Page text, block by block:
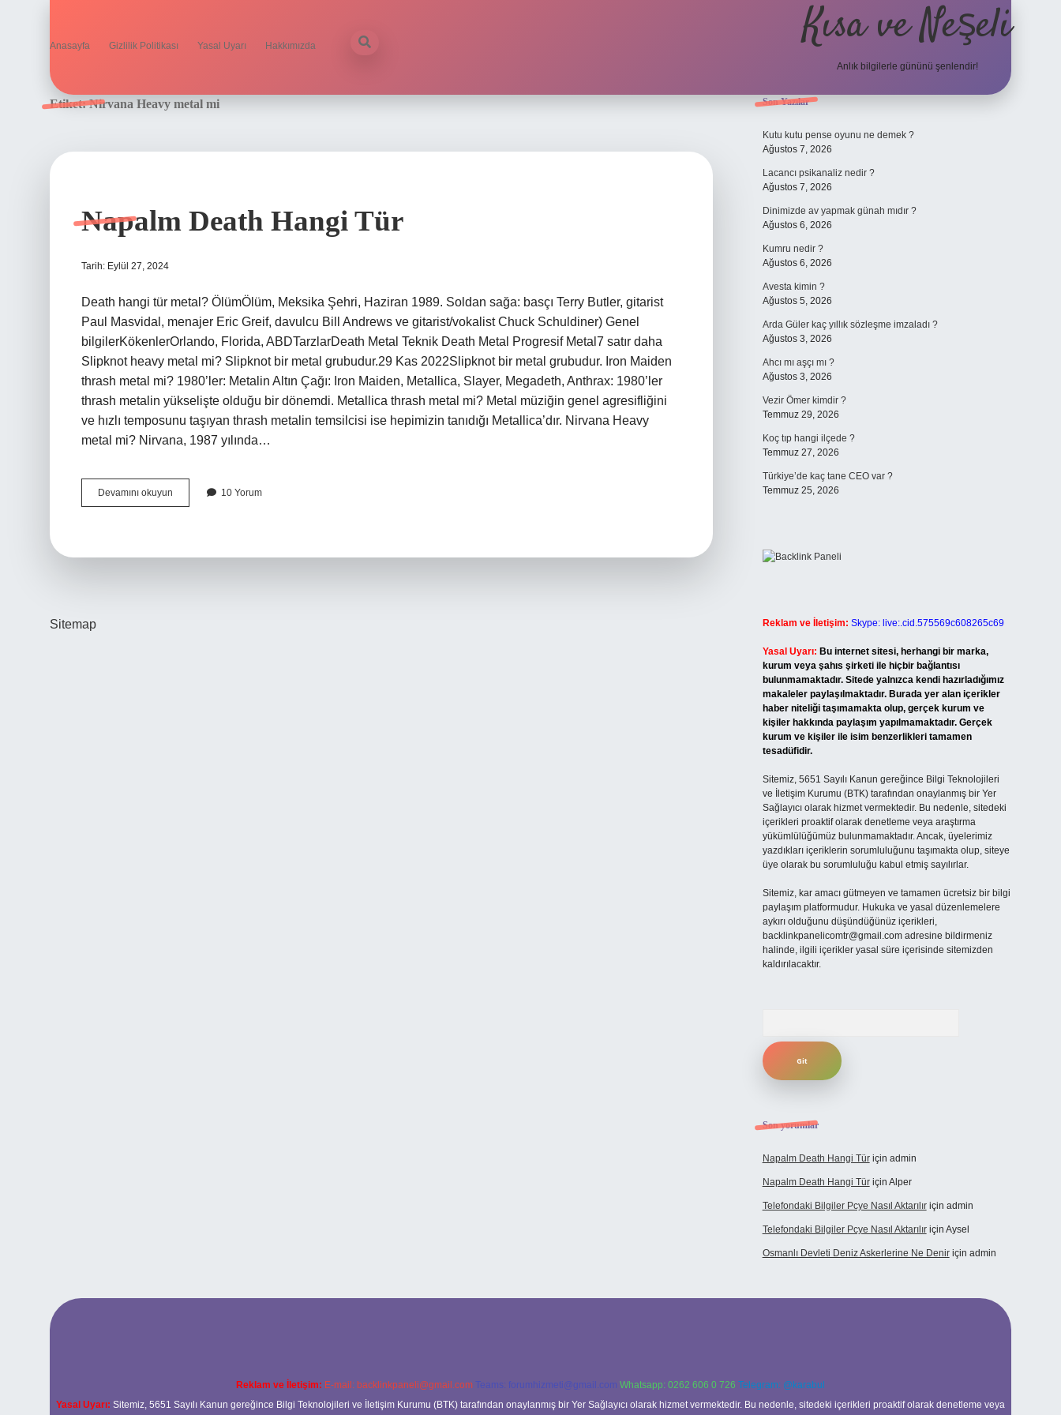
Anasayfa Gizlilik Politikası Yasal Uyarı Hakkımızda Kısa ve Neşeli
Anlık bilgilerle gününü şenlendir!
Etiket:Nirvana Heavy metal mi
Napalm Death Hangi Tür
Tarih: Eylül 27, 2024
Death hangi tür metal? ÖlümÖlüm, Meksika Şehri, Haziran 1989. Soldan sağa: basçı Terry Butler, gitarist
Paul Masvidal, menajer Eric Greif, davulcu Bill Andrews ve gitarist/vokalist Chuck Schuldiner) Genel
bilgilerKökenlerOrlando, Florida, ABDTarzlarDeath Metal Teknik Death Metal Progresif Metal7 satır daha
Slipknot heavy metal mi? Slipknot bir metal grubudur.29 Kas 2022Slipknot bir metal grubudur. Iron Maiden
thrash metal mi? 1980’ler: Metalin Altın Çağı: Iron Maiden, Metallica, Slayer, Megadeth, Anthrax: 1980’ler
thrash metalin yükselişte olduğu bir dönemdi. Metallica thrash metal mi? Metal müziğin genel agresifliğini
ve hızlı temposunu taşıyan thrash metalin temsilcisi ise hepimizin tanıdığı Metallica’dır. Nirvana Heavy
metal mi? Nirvana, 1987 yılında…
Devamını okuyun
Death
10 Yorum
Sitemap
Sidebar
Son Yazılar
Kutu kutu pense oyunu ne demek ?
Ağustos 7, 2026
Lacancı psikanaliz nedir ?
Ağustos 7, 2026
Dinimizde av yapmak günah mıdır ?
Ağustos 6, 2026
Kumru nedir ?
Ağustos 6, 2026
Avesta kimin ?
Ağustos 5, 2026
Arda Güler kaç yıllık sözleşme imzaladı ?
Ağustos 3, 2026
Ahcı mı aşçı mı ?
Ağustos 3, 2026
Vezir Ömer kimdir ?
Temmuz 29, 2026
Koç tıp hangi ilçede ?
Temmuz 27, 2026
Türkiye’de kaç tane CEO var ?
Temmuz 25, 2026
Reklam ve İletişim: Skype: live:.cid.575569c608265c69
Yasal Uyarı: Bu internet sitesi, herhangi bir marka,
kurum veya şahıs şirketi ile hiçbir bağlantısı
bulunmamaktadır. Sitede yalnızca kendi hazırladığımız
makaleler paylaşılmaktadır. Burada yer alan içerikler
haber niteliği taşımamakta olup, gerçek kurum ve
kişiler hakkında paylaşım yapılmamaktadır. Gerçek
kurum ve kişiler ile isim benzerlikleri tamamen
tesadüfidir.
Sitemiz, 5651 Sayılı Kanun gereğince Bilgi Teknolojileri
ve İletişim Kurumu (BTK) tarafından onaylanmış bir Yer
Sağlayıcı olarak hizmet vermektedir. Bu nedenle, sitedeki
içerikleri proaktif olarak denetleme veya araştırma
yükümlülüğümüz bulunmamaktadır. Ancak, üyelerimiz
yazdıkları içeriklerin sorumluluğunu taşımakta olup, siteye
üye olarak bu sorumluluğu kabul etmiş sayılırlar.
Sitemiz, kar amacı gütmeyen ve tamamen ücretsiz bir bilgi
paylaşım platformudur. Hukuka ve yasal düzenlemelere
aykırı olduğunu düşündüğünüz içerikleri,
backlinkpanelicomtr@gmail.comadresine bildirmeniz
halinde, ilgili içerikler yasal süre içerisinde sitemizden
kaldırılacaktır.
Son yorumlar
Napalm Death Hangi Türiçin admin
Napalm Death Hangi Türiçin Alper
Telefondaki Bilgiler Pcye Nasıl Aktarılıriçin admin
Telefondaki Bilgiler Pcye Nasıl Aktarılıriçin Aysel
Osmanlı Devleti Deniz Askerlerine Ne Deniriçin admin
Reklam ve İletişim: E-mail: backlinkpaneli@gmail.com Teams: forumhizmeti@gmail.com Whatsapp: 0262 606 0 726 Telegram: @karabul
Yasal Uyarı: Sitemiz, 5651 Sayılı Kanun gereğince Bilgi Teknolojileri ve İletişim Kurumu (BTK) tarafından onaylanmış bir Yer Sağlayıcı olarak hizmet vermektedir. Bu nedenle, sitedeki içerikleri proaktif olarak denetleme veya